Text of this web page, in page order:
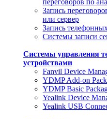
переговоров по
Запись
или сервер
Запись
Системы записи
Системы управления
устройствами
Fanvil Device
YDMP Add-on
YDMP Basic
Yealink Device
Yealink USB